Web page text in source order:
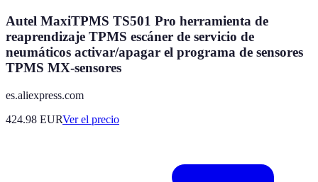
Autel MaxiTPMS TS501 Pro herramienta de
reaprendizaje TPMS escáner de servicio de
neumáticos activar/apagar el programa de sensores
TPMS MX-sensores
es.aliexpress.com
424.98 EURVer el precio